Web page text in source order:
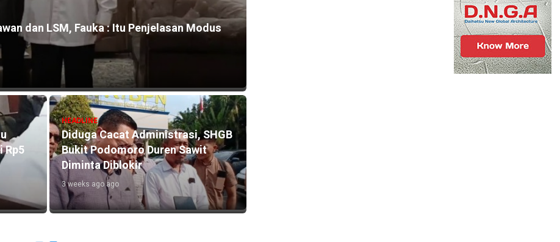
dan LSM, Fauka : Itu Penjelasan Modus
Rp5
HEADLINE
Diduga Cacat Administrasi, SHGB
Bukit Podomoro Duren Sawit
Diminta Diblokir
3 weeks ago ago
Kontraktor Tagih Pembayaran Proyek SPPG, Klaim BGN
HEADLINE
Kasus